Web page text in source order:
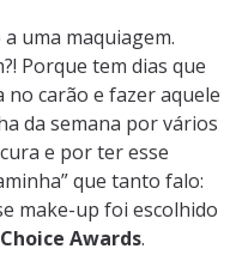
uma maquiagem.
Porque tem dias que
carão e fazer aquele
da semana por vários
e por ter esse
que tanto falo:
make-up foi escolhido
Awards.